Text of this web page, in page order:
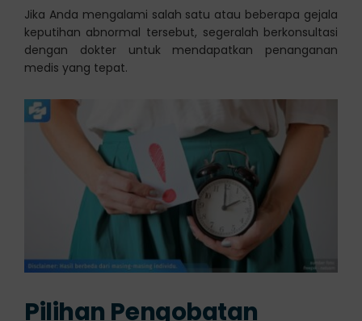
Jika Anda mengalami salah satu atau beberapa gejala
keputihan abnormal tersebut, segeralah berkonsultasi
dengan dokter untuk mendapatkan penanganan
medis yang tepat.
Pilihan Pengobatan